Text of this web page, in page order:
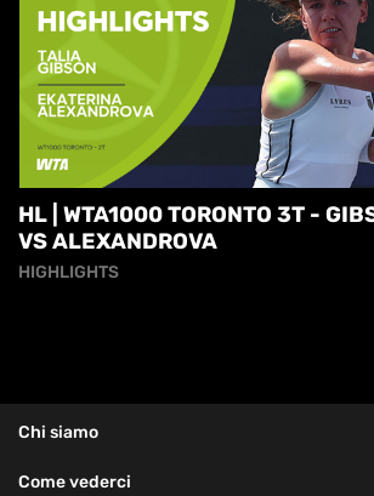
HL | WTA1000 TORONTO 3T -
VS ALEXANDROVA
HIGHLIGHTS
Chi siamo
Come vederci